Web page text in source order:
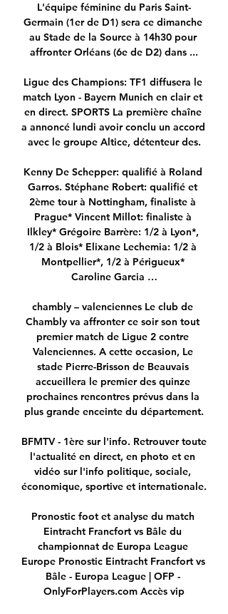
L'équipe féminine du Paris Saint-
Germain (1er de D1) sera ce dimanche
au Stade de la Source à 14h30 pour
affronter Orléans (6e de D2) dans ...
Ligue des Champions: TF1 diffusera le
match Lyon - Bayern Munich en clair et
en direct. SPORTS La première chaîne
a annoncé lundi avoir conclu un accord
avec le groupe Altice, détenteur des.
Kenny De Schepper: qualifié à Roland
Garros. Stéphane Robert: qualifié et
2ème tour à Nottingham, finaliste à
Prague* Vincent Millot: finaliste à
Ilkley* Grégoire Barrère: 1/2 à Lyon*,
1/2 à Blois* Elixane Lechemia: 1/2 à
Montpellier*, 1/2 à Périgueux*
Caroline Garcia …
chambly – valenciennes Le club de
Chambly va affronter ce soir son tout
premier match de Ligue 2 contre
Valenciennes. A cette occasion, Le
stade Pierre-Brisson de Beauvais
accueillera le premier des quinze
prochaines rencontres prévus dans la
plus grande enceinte du département.
BFMTV - 1ère sur l'info. Retrouver toute
l'actualité en direct, en photo et en
vidéo sur l'info politique, sociale,
économique, sportive et internationale.
Pronostic foot et analyse du match
Eintracht Francfort vs Bâle du
championnat de Europa League
Europe Pronostic Eintracht Francfort vs
Bâle - Europa League | OFP -
OnlyForPlayers.com Accès vip